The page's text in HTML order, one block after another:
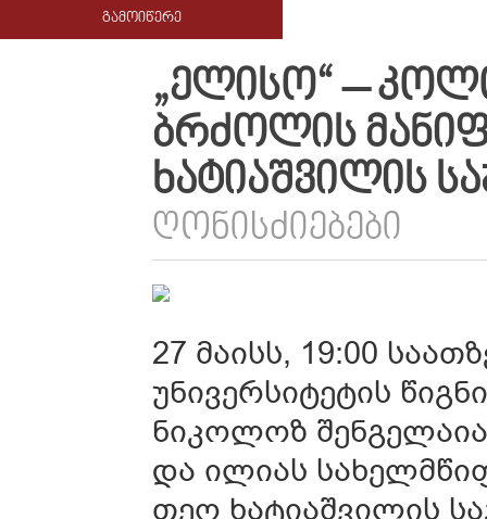
ᲒᲐᲛᲝᲘᲬᲔᲠᲔ
„ᲔᲚᲘᲡᲝ“ –
ᲑᲠᲫᲝᲚᲘᲡ
ᲮᲐᲢᲘᲐᲨᲕᲘᲚᲘᲡ
ᲦᲝᲜᲘᲡᲫᲘᲔᲑᲔᲑᲘ
27 მაისს, 19:00
უნივერსიტეტის
ნიკოლოზ
და ილიას
თეო ხატიაშვილის